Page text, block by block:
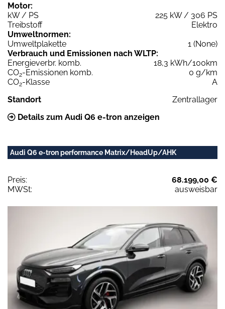
Motor:
kW / PS
225 kW / 306 PS
Treibstoff
Elektro
Umweltnormen:
Umweltplakette
1 (None)
Verbrauch und Emissionen nach WLTP:
Energieverbr. komb.
18,3 kWh/100km
CO2-Emissionen komb.
0 g/km
CO2-Klasse
A
Standort
Zentrallager
Details zum Audi Q6 e-tron anzeigen
Audi Q6 e-tron performance Matrix/HeadUp/AHK
Preis:
68.199,00 €
MWSt:
ausweisbar